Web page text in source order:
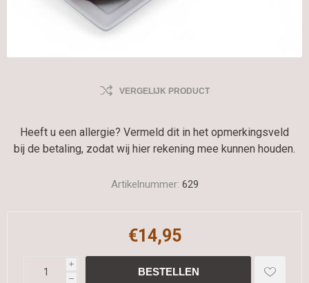
VERGELIJK PRODUCT
Heeft u een allergie? Vermeld dit in het opmerkingsveld
bij de betaling, zodat wij hier rekening mee kunnen houden.
Artikelnummer: 629
€14,95
i
h